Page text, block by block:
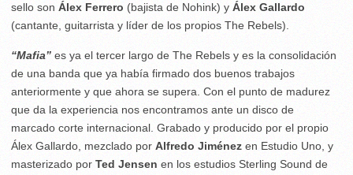
sello son Álex Ferrero (bajista de Nohink) y Álex Gallardo
(cantante, guitarrista y líder de los propios The Rebels).
“Mafia” es ya el tercer largo de The Rebels y es la consolidación
de una banda que ya había firmado dos buenos trabajos
anteriormente y que ahora se supera. Con el punto de madurez
que da la experiencia nos encontramos ante un disco de
marcado corte internacional. Grabado y producido por el propio
Álex Gallardo, mezclado por Alfredo Jiménez en Estudio Uno, y
masterizado por Ted Jensen en los estudios Sterling Sound de